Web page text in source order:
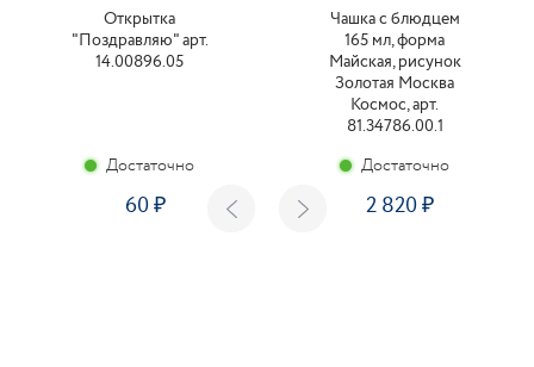
Открытка
"Поздравляю" арт.
14.00896.05
Достаточно
60
Чашка с блюдцем
165 мл, форма
Майская, рисунок
Золотая Москва
Космос, арт.
81.34786.00.1
Достаточно
2 820